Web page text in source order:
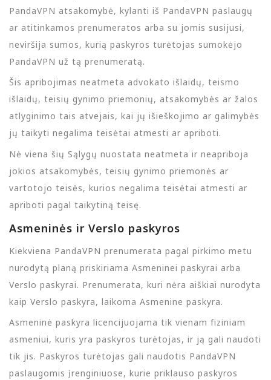
PandaVPN atsakomybė, kylanti iš PandaVPN paslaugų
ar atitinkamos prenumeratos arba su jomis susijusi,
neviršija sumos, kurią paskyros turėtojas sumokėjo
PandaVPN už tą prenumeratą.
Šis apribojimas neatmeta advokato išlaidų, teismo
išlaidų, teisių gynimo priemonių, atsakomybės ar žalos
atlyginimo tais atvejais, kai jų išieškojimo ar galimybės
jų taikyti negalima teisėtai atmesti ar apriboti.
Nė viena šių Sąlygų nuostata neatmeta ir neapriboja
jokios atsakomybės, teisių gynimo priemonės ar
vartotojo teisės, kurios negalima teisėtai atmesti ar
apriboti pagal taikytiną teisę.
Asmeninės ir Verslo paskyros
Kiekviena PandaVPN prenumerata pagal pirkimo metu
nurodytą planą priskiriama Asmeninei paskyrai arba
Verslo paskyrai. Prenumerata, kuri nėra aiškiai nurodyta
kaip Verslo paskyra, laikoma Asmenine paskyra.
Asmeninė paskyra licencijuojama tik vienam fiziniam
asmeniui, kuris yra paskyros turėtojas, ir ją gali naudoti
tik jis. Paskyros turėtojas gali naudotis PandaVPN
paslaugomis įrenginiuose, kurie priklauso paskyros